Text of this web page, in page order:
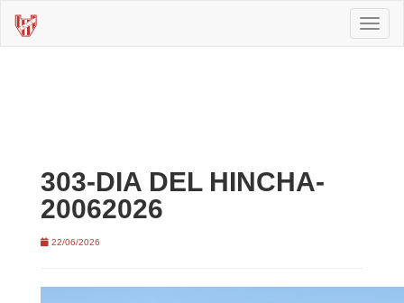
303-DIA DEL HINCHA-
20062026
22/06/2026